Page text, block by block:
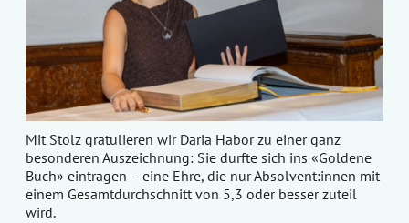
Mit Stolz gratulieren wir Daria Habor zu einer ganz
besonderen Auszeichnung: Sie durfte sich ins «Goldene
Buch» eintragen – eine Ehre, die nur Absolvent:innen mit
einem Gesamtdurchschnitt von 5,3 oder besser zuteil
wird.